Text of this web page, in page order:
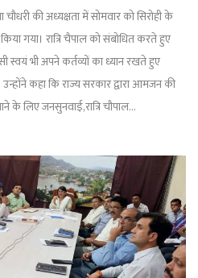
की अध्यक्षता में सोमवार को सिरोही के
गया। रात्रि चैपाल को संबोधित करते हुए
स्वयं भी अपने कर्तव्यों का ध्यान रखते हुए
कहा कि राज्य सरकार द्वारा आमजन की
के लिए जनसुनवाई,रात्रि चौपाल...